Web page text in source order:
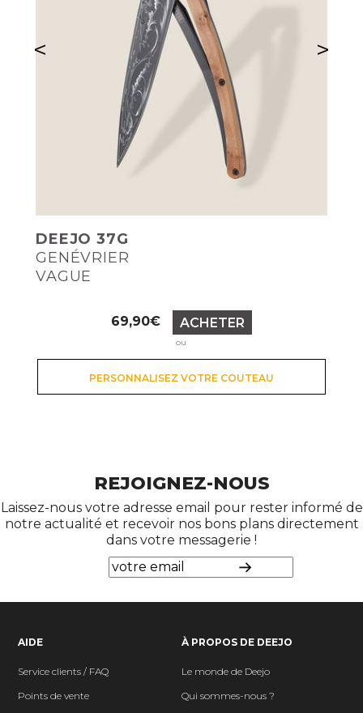
DEEJO 37G
GENÉVRIER
VAGUE
Prix
69,90€ ACHETER
ou
PERSONNALISEZ VOTRE COUTEAU
< >
REJOIGNEZ-NOUS
Laissez-nous votre adresse email pour rester informé de
notre actualité et recevoir nos bons plans directement
dans votre messagerie !
AIDE
Service clients / FAQ
Points de vente
À PROPOS DE DEEJO
Le monde de Deejo
Qui sommes-nous ?